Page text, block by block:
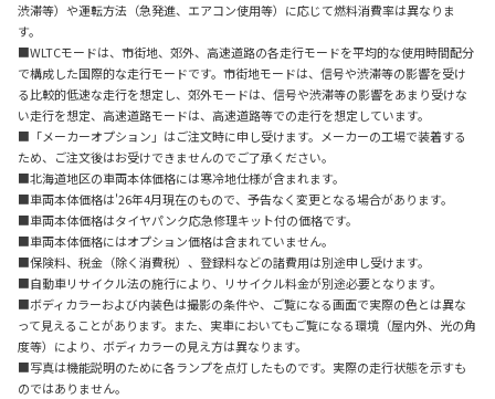
渋滞等）や運転方法（急発進、エアコン使用等）に応じて燃料消費率は異なりま
す。
■WLTCモードは、市街地、郊外、高速道路の各走行モードを平均的な使用時間配分
で構成した国際的な走行モードです。市街地モードは、信号や渋滞等の影響を受け
る比較的低速な走行を想定し、郊外モードは、信号や渋滞等の影響をあまり受けな
い走行を想定、高速道路モードは、高速道路等での走行を想定しています。
■「メーカーオプション」はご注文時に申し受けます。メーカーの工場で装着する
ため、ご注文後はお受けできませんのでご了承ください。
■北海道地区の車両本体価格には寒冷地仕様が含まれます。
■車両本体価格は'26年4月現在のもので、予告なく変更となる場合があります。
■車両本体価格はタイヤパンク応急修理キット付の価格です。
■車両本体価格にはオプション価格は含まれていません。
■保険料、税金（除く消費税）、登録料などの諸費用は別途申し受けます。
■自動車リサイクル法の施行により、リサイクル料金が別途必要となります。
■ボディカラーおよび内装色は撮影の条件や、ご覧になる画面で実際の色とは異な
って見えることがあります。また、実車においてもご覧になる環境（屋内外、光の角
度等）により、ボディカラーの見え方は異なります。
■写真は機能説明のために各ランプを点灯したものです。実際の走行状態を示すも
のではありません。